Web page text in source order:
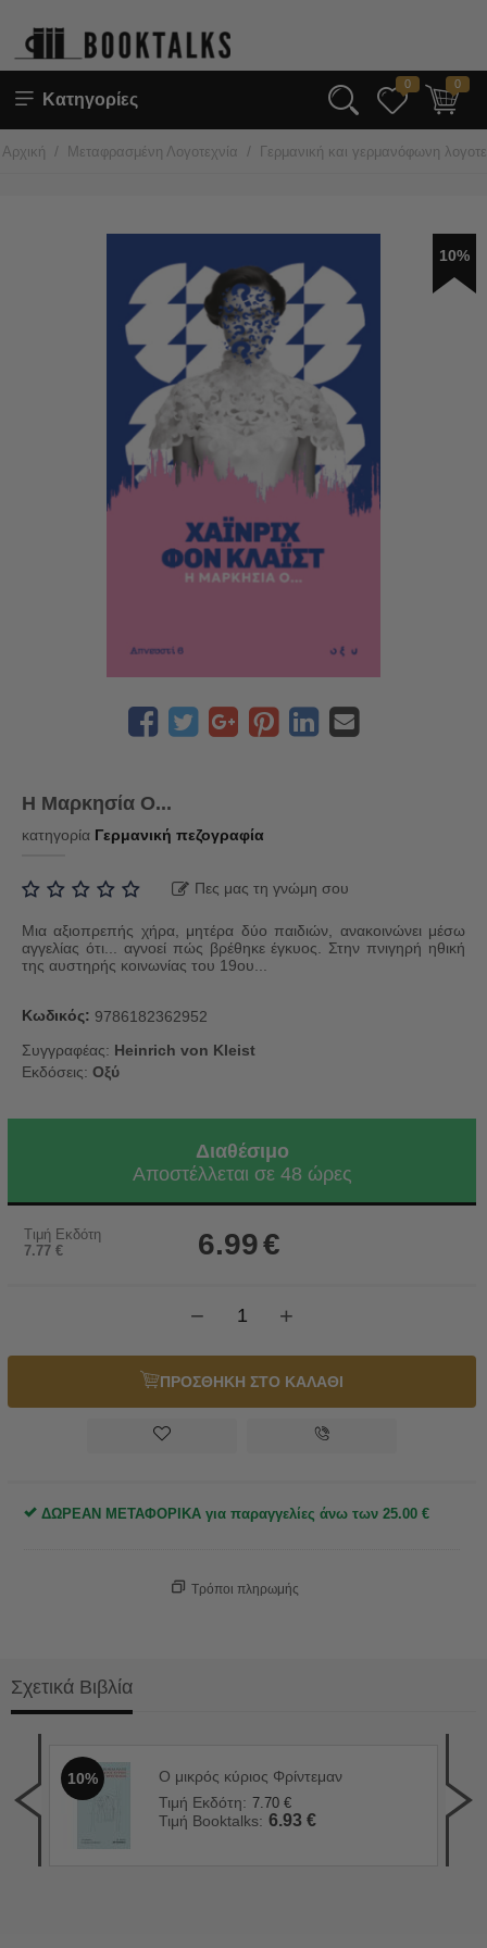
Κατηγορίες
0 0
Αρχική / Μεταφρασμένη Λογοτεχνία / Γερμανική και γερμανόφωνη
10%
Η Μαρκησία Ο...
κατηγορία Γερμανική πεζογραφία
Πες μας τη γνώμη σου
Μια αξιοπρεπής χήρα, μητέρα δύο παιδιών, ανακοινώνει μέσω
αγγελίας ότι... αγνοεί πώς βρέθηκε έγκυος. Στην πνιγηρή ηθική
της αυστηρής κοινωνίας του 19ου...
Κωδικός: 9786182362952
Συγγραφέας: Heinrich von Kleist
Εκδόσεις: Οξύ
Διαθέσιμο
Αποστέλλεται σε 48 ώρες
Τιμή Εκδότη
7.77 € 6.99€
+
−
ΠΡΟΣΘΗΚΗ ΣΤΟ ΚΑΛΑΘΙ
ΔΩΡΕΑΝ ΜΕΤΑΦΟΡΙΚΑ για παραγγελίες άνω των 25.00 €
Τρόποι πληρωμής
Σχετικά Βιβλία
10%
Ο μικρός κύριος Φρίντεμαν
Τιμή Εκδότη: 7.70 €
Τιμή Booktalks: 6.93 €